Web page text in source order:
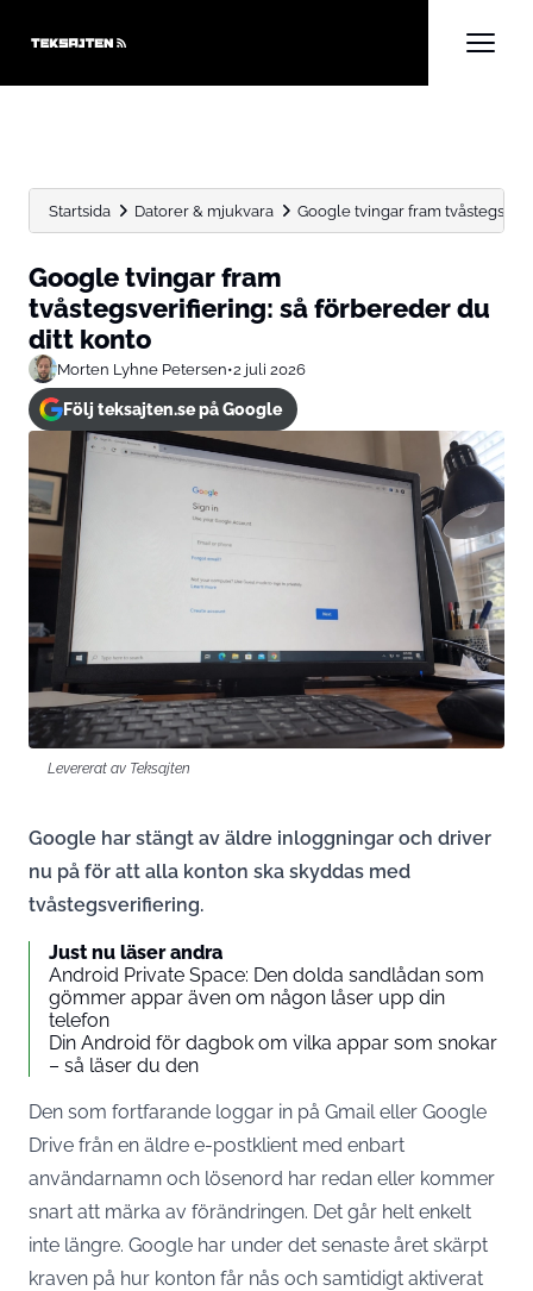
Startsida Datorer & mjukvara Google tvingar fram
Google tvingar fram
tvåstegsverifiering: så förbereder du
ditt konto
Morten Lyhne Petersen•2 juli 2026
Följ teksajten.se på Google
Levererat av Teksajten
Google har stängt av äldre inloggningar och driver
nu på för att alla konton ska skyddas med
tvåstegsverifiering.
Just nu läser andra
Android Private Space: Den dolda sandlådan som
gömmer appar även om någon låser upp din
telefon
Din Android för dagbok om vilka appar som snokar
– så läser du den
Den som fortfarande loggar in på Gmail eller Google
Drive från en äldre e-postklient med enbart
användarnamn och lösenord har redan eller kommer
snart att märka av förändringen. Det går helt enkelt
inte längre. Google har under det senaste året skärpt
kraven på hur konton får nås och samtidigt aktiverat